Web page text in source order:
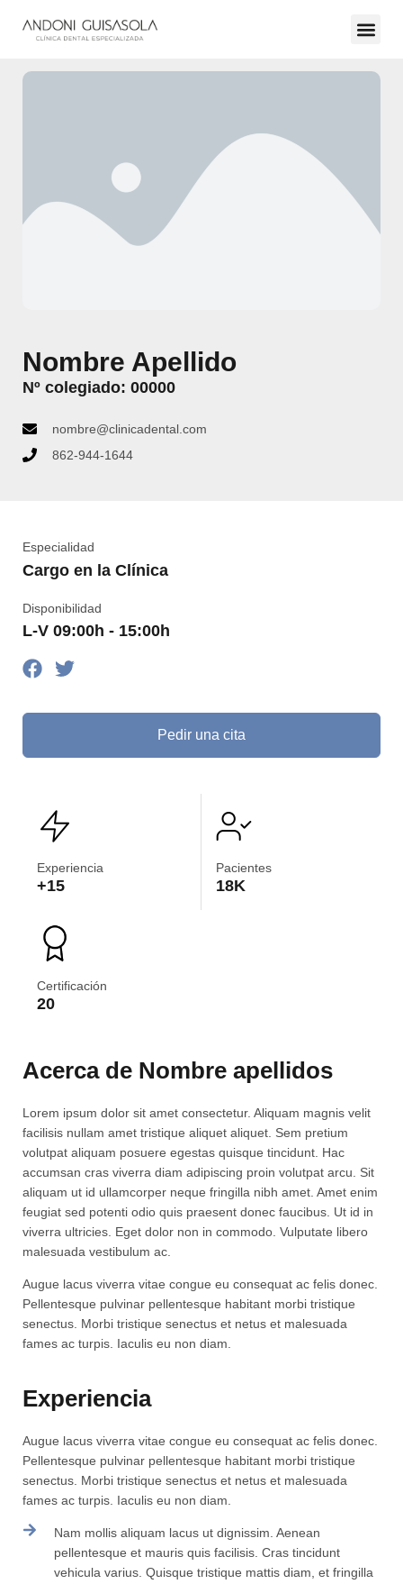
Nombre Apellido
Nº colegiado: 00000
nombre@clinicadental.com
862-944-1644
Especialidad
Cargo en la Clínica
Disponibilidad
L-V 09:00h - 15:00h
Pedir una cita
Experiencia
+15
Pacientes
18K
Certificación
20
Acerca de Nombre apellidos
Lorem ipsum dolor sit amet consectetur. Aliquam magnis velit
facilisis nullam amet tristique aliquet aliquet. Sem pretium
volutpat aliquam posuere egestas quisque tincidunt. Hac
accumsan cras viverra diam adipiscing proin volutpat arcu. Sit
aliquam ut id ullamcorper neque fringilla nibh amet. Amet enim
feugiat sed potenti odio quis praesent donec faucibus. Ut id in
viverra ultricies. Eget dolor non in commodo. Vulputate libero
malesuada vestibulum ac.
Augue lacus viverra vitae congue eu consequat ac felis donec.
Pellentesque pulvinar pellentesque habitant morbi tristique
senectus. Morbi tristique senectus et netus et malesuada
fames ac turpis. Iaculis eu non diam.
Experiencia
Augue lacus viverra vitae congue eu consequat ac felis donec.
Pellentesque pulvinar pellentesque habitant morbi tristique
senectus. Morbi tristique senectus et netus et malesuada
fames ac turpis. Iaculis eu non diam.
Nam mollis aliquam lacus ut dignissim. Aenean
pellentesque et mauris quis facilisis. Cras tincidunt
vehicula varius. Quisque tristique mattis diam, et fringilla